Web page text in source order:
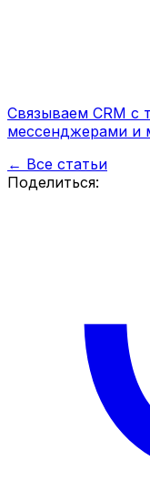
Связываем CRM с
мессенджерами и
← Все статьи
Поделиться: